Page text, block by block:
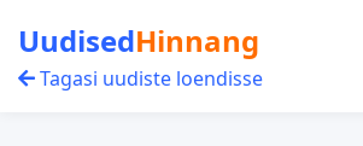
UudisedHinnang
Tagasi uudiste loendisse